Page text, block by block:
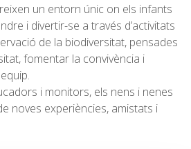
un entorn únic on els infants
i divertir-se a través d’activitats
de la biodiversitat, pensades
fomentar la convivència i
i monitors, els nens i nenes
noves experiències, amistats i